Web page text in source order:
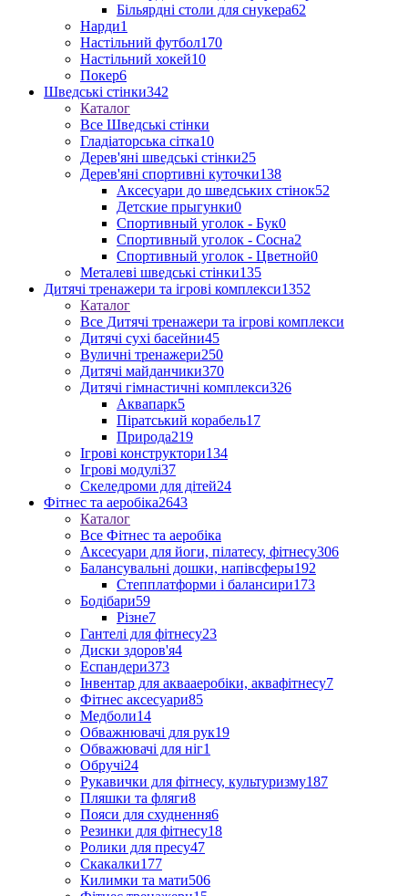
Більярдні столи для снукера62
Нарди1
Настільний футбол170
Настільний хокей10
Покер6
Шведські стінки342
Каталог
Все Шведські стінки
Гладіаторська сітка10
Дерев'яні шведські стінки25
Дерев'яні спортивні куточки138
Аксесуари до шведських стінок52
Детские прыгунки0
Спортивный уголок - Бук0
Спортивный уголок - Сосна2
Спортивный уголок - Цветной0
Металеві шведські стінки135
Дитячі тренажери та ігрові комплекси1352
Каталог
Все Дитячі тренажери та ігрові комплекси
Дитячі сухі басейни45
Вуличні тренажери250
Дитячі майданчики370
Дитячі гімнастичні комплекси326
Аквапарк5
Піратський корабель17
Природа219
Ігрові конструктори134
Ігрові модулі37
Скеледроми для дітей24
Фітнес та аеробіка2643
Каталог
Все Фітнес та аеробіка
Аксесуари для йоги, пілатесу, фітнесу306
Балансувальні дошки, напівсферы192
Степплатформи і балансири173
Бодібари59
Різне7
Гантелі для фітнесу23
Диски здоров'я4
Еспандери373
Інвентар для аквааеробіки, аквафітнесу7
Фітнес аксесуари85
Медболи14
Обважнювачі для рук19
Обважювачі для ніг1
Обручі24
Рукавички для фітнесу, культуризму187
Пляшки та фляги8
Пояси для схуднення6
Резинки для фітнесу18
Ролики для пресу47
Скакалки177
Килимки та мати506